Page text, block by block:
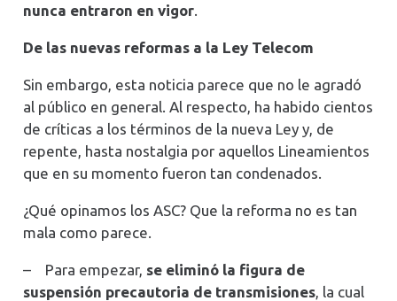
nunca entraron en vigor.
De las nuevas reformas a la Ley Telecom
Sin embargo, esta noticia parece que no le agradó
al público en general. Al respecto, ha habido cientos
de críticas a los términos de la nueva Ley y, de
repente, hasta nostalgia por aquellos Lineamientos
que en su momento fueron tan condenados.
¿Qué opinamos los ASC? Que la reforma no es tan
mala como parece.
– Para empezar, se eliminó la figura de
suspensión precautoria de transmisiones, la cual